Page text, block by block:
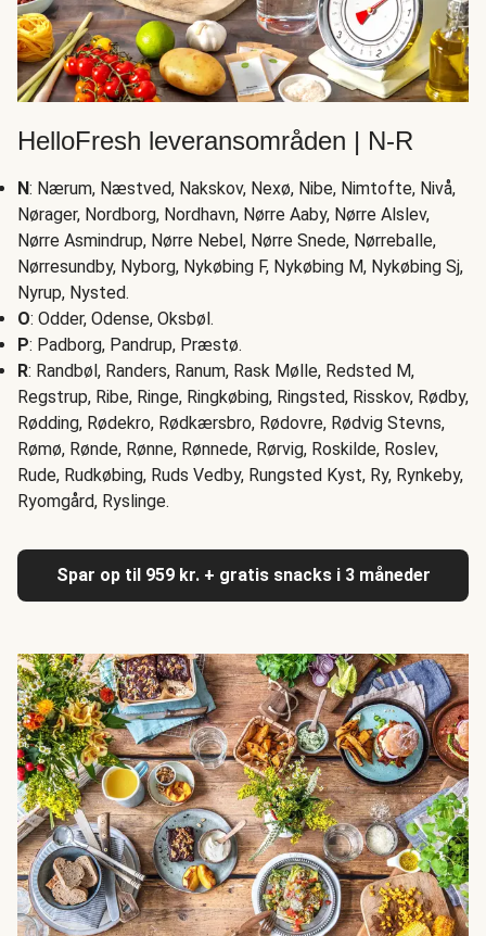
HelloFresh leveransområden | N-R
N: Nærum, Næstved, Nakskov, Nexø, Nibe, Nimtofte, Nivå,
Nørager, Nordborg, Nordhavn, Nørre Aaby, Nørre Alslev,
Nørre Asmindrup, Nørre Nebel, Nørre Snede, Nørreballe,
Nørresundby, Nyborg, Nykøbing F, Nykøbing M, Nykøbing Sj,
Nyrup, Nysted.
O: Odder, Odense, Oksbøl.
P: Padborg, Pandrup, Præstø.
R: Randbøl, Randers, Ranum, Rask Mølle, Redsted M,
Regstrup, Ribe, Ringe, Ringkøbing, Ringsted, Risskov, Rødby,
Rødding, Rødekro, Rødkærsbro, Rødovre, Rødvig Stevns,
Rømø, Rønde, Rønne, Rønnede, Rørvig, Roskilde, Roslev,
Rude, Rudkøbing, Ruds Vedby, Rungsted Kyst, Ry, Rynkeby,
Ryomgård, Ryslinge.
Spar op til 959 kr. + gratis snacks i 3 måneder